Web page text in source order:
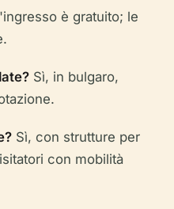
è gratuito; le
Sì, in bulgaro,
Sì, con strutture per
con mobilità